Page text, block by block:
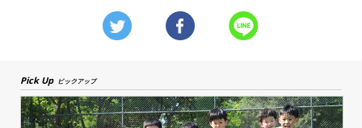
Pick Up ピックアップ